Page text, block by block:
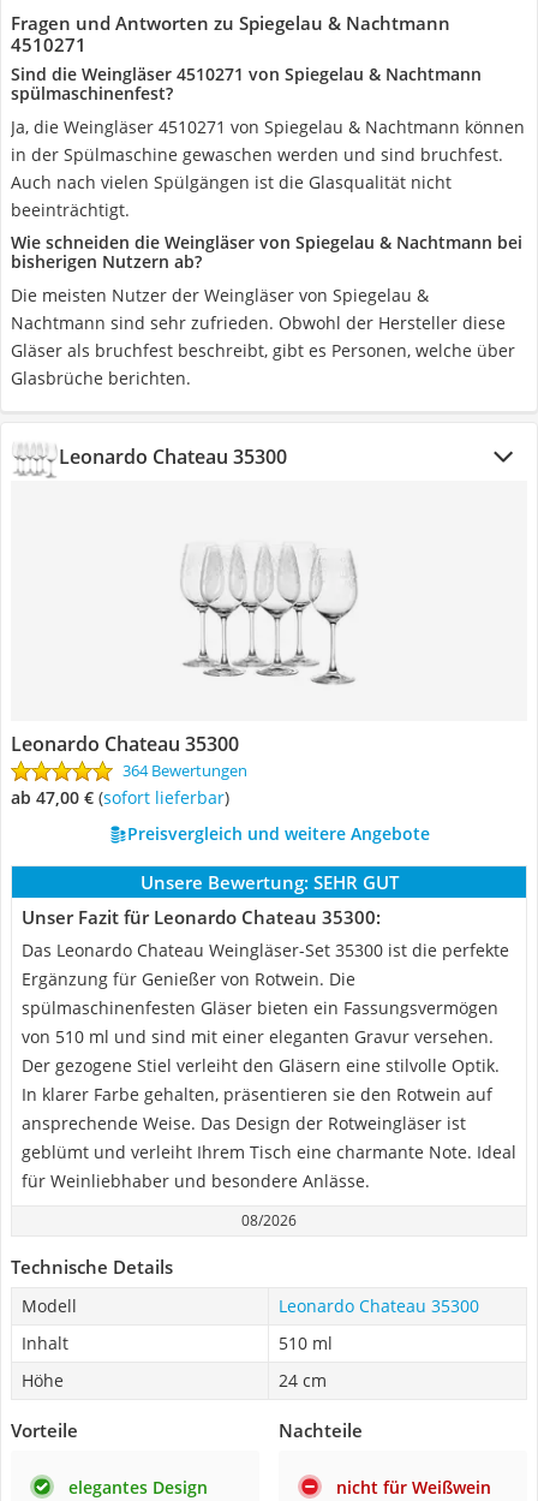
Fragen und Antworten zu Spiegelau & Nachtmann
4510271
Sind die Weingläser 4510271 von Spiegelau & Nachtmann
spülmaschinenfest?
Ja, die Weingläser 4510271 von Spiegelau & Nachtmann können
in der Spülmaschine gewaschen werden und sind bruchfest.
Auch nach vielen Spülgängen ist die Glasqualität nicht
beeinträchtigt.
Wie schneiden die Weingläser von Spiegelau & Nachtmann bei
bisherigen Nutzern ab?
Die meisten Nutzer der Weingläser von Spiegelau &
Nachtmann sind sehr zufrieden. Obwohl der Hersteller diese
Gläser als bruchfest beschreibt, gibt es Personen, welche über
Glasbrüche berichten.
Leonardo Chateau 35300
Leonardo Chateau 35300
364 Bewertungen
ab 47,00 € ( Sofort lieferbar)
Preisvergleich und weitere Angebote
Unsere Bewertung: SEHR GUT
Unser Fazit für Leonardo Chateau 35300:
Das Leonardo Chateau Weingläser-Set 35300 ist die perfekte
Ergänzung für Genießer von Rotwein. Die
spülmaschinenfesten Gläser bieten ein Fassungsvermögen
von 510 ml und sind mit einer eleganten Gravur versehen.
Der gezogene Stiel verleiht den Gläsern eine stilvolle Optik.
In klarer Farbe gehalten, präsentieren sie den Rotwein auf
ansprechende Weise. Das Design der Rotweingläser ist
geblümt und verleiht Ihrem Tisch eine charmante Note. Ideal
für Weinliebhaber und besondere Anlässe.
08/2026
Technische Details
Modell
Leonardo Chateau 35300
Inhalt
510 ml
Höhe
24 cm
Vorteile
elegantes Design
Nachteile
nicht für Weißwein